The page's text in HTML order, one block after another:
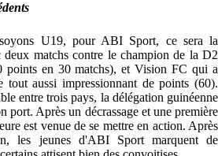
U19, pour ABI Sport, ce sera la
matchs contre le champion de la D2
points en 30 matchs), et Vision FC qui a
aussi impressionnant de points (60).
entre trois pays, la délégation guinéenne
port. Après un décrassage et une première
est venue de se mettre en action. Après
les jeunes d'ABI Sport marquent de